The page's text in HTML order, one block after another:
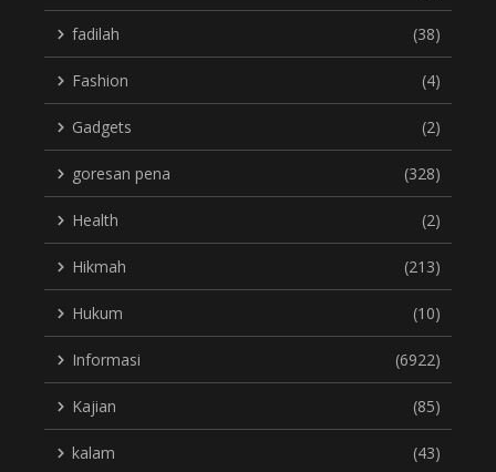
fadilah (38)
Fashion (4)
Gadgets (2)
goresan pena (328)
Health (2)
Hikmah (213)
Hukum (10)
Informasi (6922)
Kajian (85)
kalam (43)